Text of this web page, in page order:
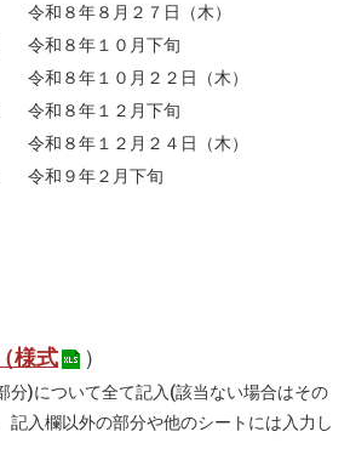
令和８年８月２７日（木）
令和８年１０月下旬
令和８年１０月２２日（木）
令和８年１２月下旬
令和８年１２月２４日（木）
令和９年２月下旬
様式 ）
分)について全て記入(該当ない場合はその
記入欄以外の部分や他のシートには入力し